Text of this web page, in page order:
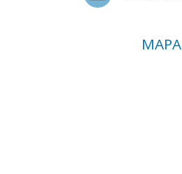
MAPA